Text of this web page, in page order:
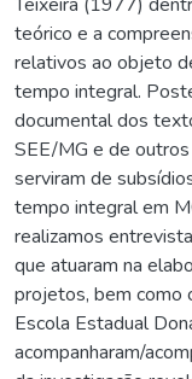
teórico e a
relativos ao objeto
tempo integral.
documental dos
SEE/MG e de
serviram de
tempo integral em
realizamos
que atuaram na
projetos, bem como
Escola Estadual
acompanharam/